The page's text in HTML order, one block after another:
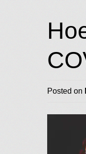
Posted on